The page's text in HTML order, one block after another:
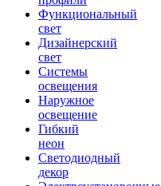
Функциональный
свет
Дизайнерский
свет
Системы
освещения
Наружное
освещение
Гибкий
неон
Светодиодный
декор